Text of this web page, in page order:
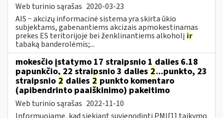
Web turinio sąrašas 2020-03-23
AIS − akcizų informacinė sistema yra skirta ūkio
subjektams, gabenantiems akcizais apmokestinamas
prekes ES teritorijoje bei ženklinantiems alkoholį ir
tabaką banderolėmis;...
mokesčio įstatymo 17 straipsnio 1 dalies 6.18
papunkčio, 22 straipsnio 3 dalies 2...punkto, 23
straipsnio 2 dalies 2 punkto komentaro
(apibendrinto paaiškinimo) pakeitimo
Web turinio sąrašas 2022-11-10
Informuojame, kad siekiant suvienodinti PMĮ[1] taikymo